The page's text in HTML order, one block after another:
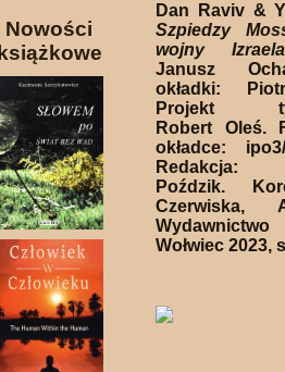
Nowości
książkowe
Dan Raviv &
Szpiedzy
wojny Izraela
Janusz
okładki:
Projekt
Robert Oleś.
okładce:
Redakcja:
Poździk.
Czerwiska,
Wołwiec 2023,